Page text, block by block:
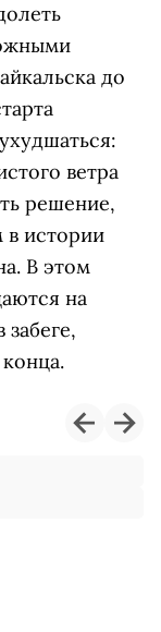
до
ветра
решение,
в истории
В этом
на